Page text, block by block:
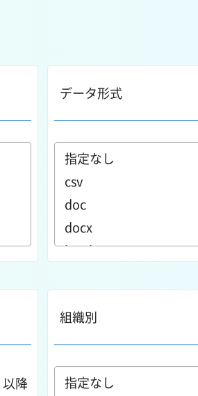
データ形式
以降
組織別